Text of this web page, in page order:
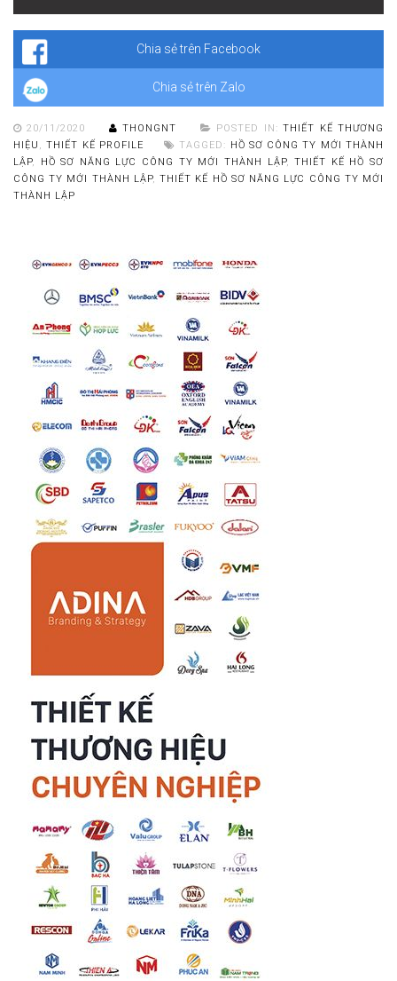
bạn 4 câu hỏi thường gặp nhất khi thiết kế ấn phẩm này mà chúng
tôi nhận được từ phía khách hàng:
Chia sẻ trên Facebook
Chia sẻ trên Zalo
20/11/2020 THONGNT POSTED IN:THIẾT KẾ THƯƠNG
HIỆU ,THIẾT KẾ PROFILE TAGGED: HỒ SƠ CÔNG TY MỚI THÀNH
LẬP, HỒ SƠ NĂNG LỰC CÔNG TY MỚI THÀNH LẬP,THIẾT KẾ HỒ SƠ
CÔNG TY MỚI THÀNH LẬP,THIẾT KẾ HỒ SƠ NĂNG LỰC CÔNG TY MỚI
THÀNH LẬP